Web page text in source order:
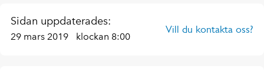
Sidan uppdaterades:
29 mars 2019 klockan 8:00
Vill du kontakta oss?